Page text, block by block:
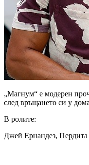
„Mагнум“ е модерен
след връщането си у
В ролите:
Джей Eрнандез,